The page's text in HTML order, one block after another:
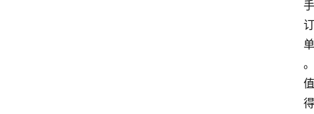
手
订
单
。
值
得